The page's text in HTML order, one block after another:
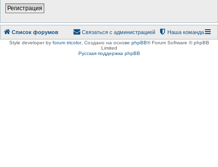
Регистрация
Список форумов Наша команда
Связаться с администрацией
Style developer by forum tricolor, Создано на основе phpBB® Forum Software © phpBB
Limited
Русская поддержка phpBB